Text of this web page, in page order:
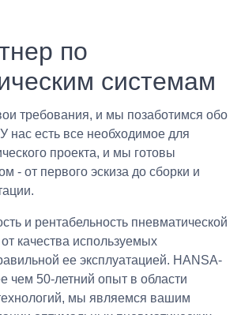
по
системам
требования, и мы позаботимся обо
нас есть все необходимое для
проекта, и мы готовы
- от первого эскиза до сборки и
и рентабельность пневматической
качества используемых
ее эксплуатацией. HANSA-
чем 50-летний опыт в области
мы являемся вашим